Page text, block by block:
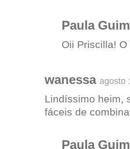
Paula
Oii Priscilla!
wanessa agosto
Lindíssimo heim,
fáceis de
Paula